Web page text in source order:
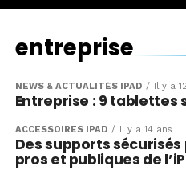
entreprise
NEWS & ACTUALITÉS IPAD Il y a
Entreprise : 9 tablettes
ACCESSOIRES IPAD Il y a 14 ans
Des supports
pros et publiques de